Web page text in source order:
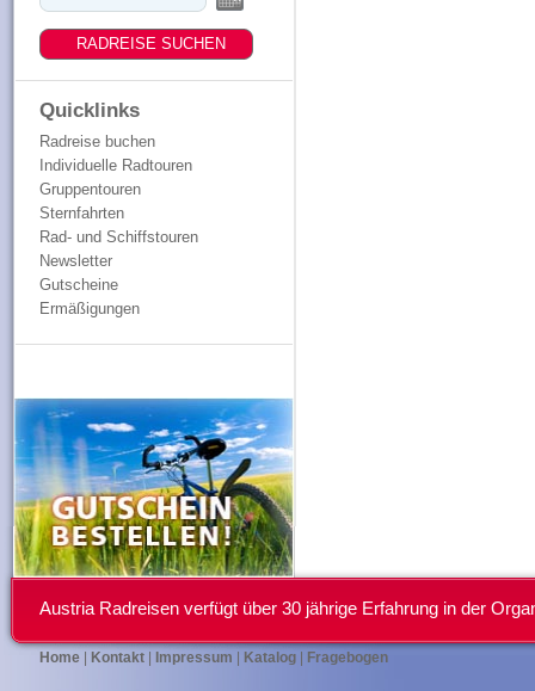
Quicklinks
Radreise buchen
Individuelle Radtouren
Gruppentouren
Sternfahrten
Rad- und Schiffstouren
Newsletter
Gutscheine
Ermäßigungen
Austria Radreisen verfügt über 30 jährige Erfahrung in der
Home| Kontakt| Impressum Katalog| Fragebogen